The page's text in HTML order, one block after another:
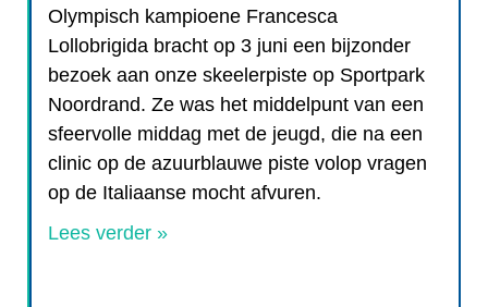
Olympisch kampioene Francesca
Lollobrigida bracht op 3 juni een bijzonder
bezoek aan onze skeelerpiste op Sportpark
Noordrand. Ze was het middelpunt van een
sfeervolle middag met de jeugd, die na een
clinic op de azuurblauwe piste volop vragen
op de Italiaanse mocht afvuren.
Lees verder »